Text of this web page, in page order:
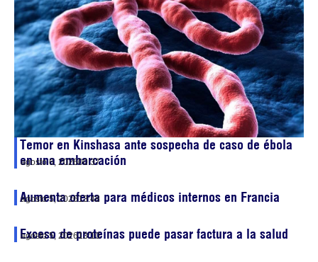
Temor en Kinshasa ante sospecha de caso de ébola
en una embarcación
agosto 6, 202600:37
Aumenta oferta para médicos internos en Francia
agosto 5, 202613:48
Exceso de proteínas puede pasar factura a la salud
agosto 5, 202613:10